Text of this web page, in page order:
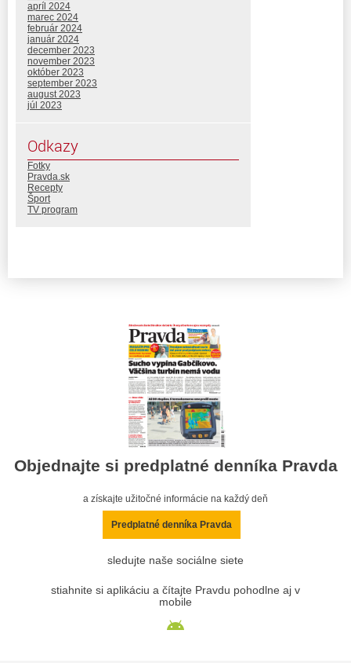
apríl 2024
marec 2024
február 2024
január 2024
december 2023
november 2023
október 2023
september 2023
august 2023
júl 2023
Odkazy
Fotky
Pravda.sk
Recepty
Šport
TV program
Objednajte si predplatné denníka Pravda
a získajte užitočné informácie na každý deň
Predplatné denníka Pravda
sledujte naše sociálne siete
stiahnite si aplikáciu a čítajte Pravdu pohodlne aj v
mobile